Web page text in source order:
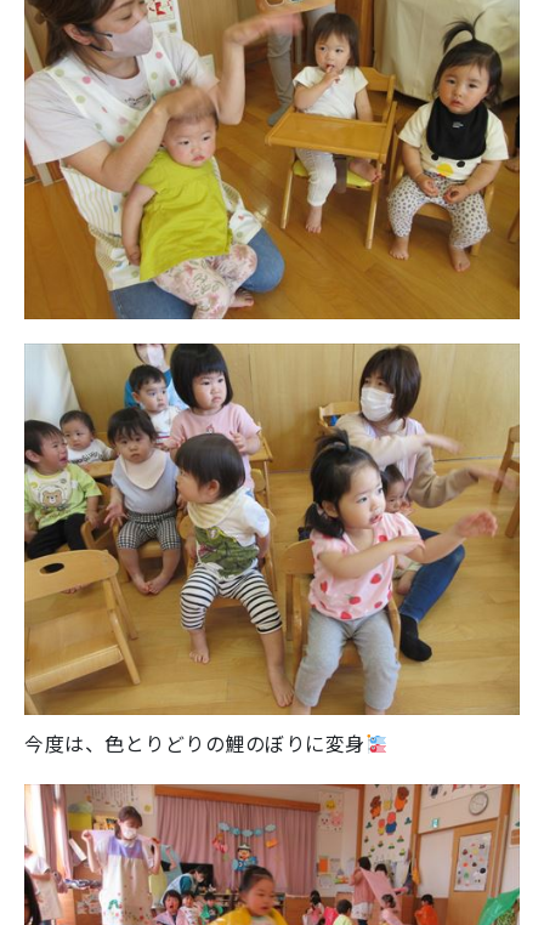
今度は、色とりどりの鯉のぼりに変身